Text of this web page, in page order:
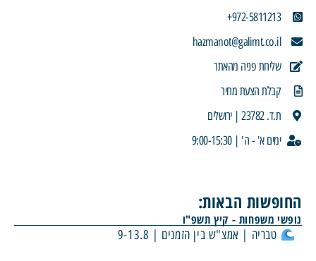
972-5811213+
hazmanot@galimt.co.il
שליחת פניה מהאתר
קבלת הצעת מחיר
ת.ד. 23782 | ירושלים
ימים א' - ה' | 9:00-15:30
החופשות הבאות:
נופשי משפחות - קיץ תשפ"ו
טבריה | אמצ"ש בין הזמנים | 9-13.8